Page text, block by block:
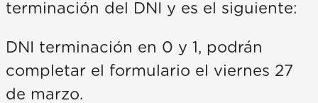
terminación del DNI y es el siguiente:
DNI terminación en 0 y 1, podrán
completar el formulario el viernes 27
de marzo.